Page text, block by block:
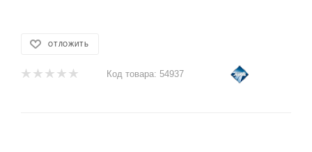
ОТЛОЖИТЬ
Код товара: 54937